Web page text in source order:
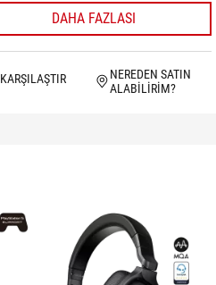
DAHA FAZLASI
KARŞILAŞTIR
NEREDEN SATIN
ALABILIRIM?